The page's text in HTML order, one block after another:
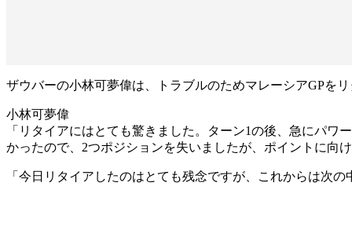
ザウバーの小林可夢偉は、トラブルのためマレーシアGPを
小林可夢偉
「リタイアにはとても驚きました。ターン1の後、急にパ
かったので、2つポジションを失いましたが、ポイントに向
「今日リタイアしたのはとても残念ですが、これからは次